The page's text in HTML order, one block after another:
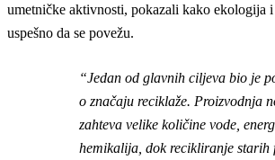
umetničke aktivnosti, pokazali kako ekologija i
uspešno da se povežu.
“Jedan od glavnih ciljeva bio je
o značaju reciklaže. Proizvodnja
zahteva velike količine vode,
hemikalija, dok recikliranje starih